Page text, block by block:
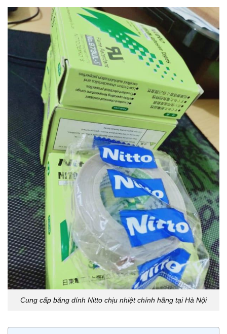
Cung cấp băng dính Nitto chịu nhiệt chính hãng tại Hà Nội